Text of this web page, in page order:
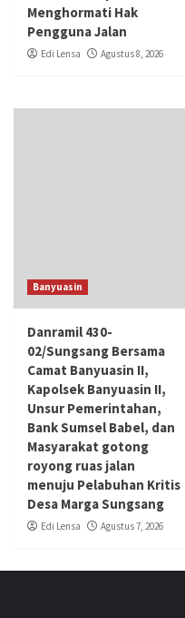
Menghormati Hak
Pengguna Jalan
Edi Lensa Agustus 8, 2026
Banyuasin
Danramil 430-
02/Sungsang Bersama
Camat Banyuasin II,
Kapolsek Banyuasin II,
Unsur Pemerintahan,
Bank Sumsel Babel, dan
Masyarakat gotong
royong ruas jalan
menuju Pelabuhan Kritis
Desa Marga Sungsang
Edi Lensa Agustus 7, 2026